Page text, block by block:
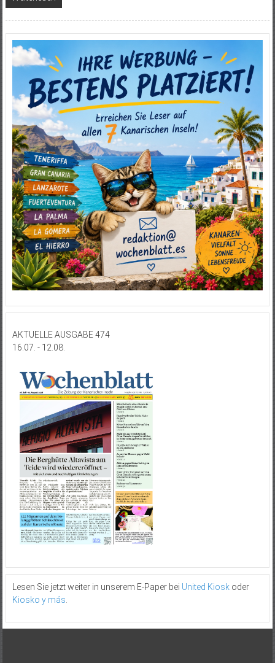
AKTUELLE AUSGABE 474
16.07. - 12.08.
Lesen Sie jetzt weiter in unserem E-Paper bei United Kioskoder
Kiosko y más.